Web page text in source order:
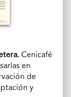
Cenicafé
en
de
y